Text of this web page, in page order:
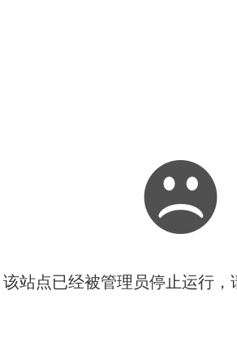
站点已经被管理员停止运行